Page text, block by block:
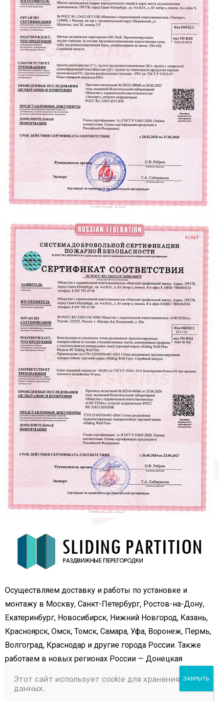
Осуществляем доставку и работы по установке и
монтажу в Москву, Санкт-Петербург, Ростов-на-Дону,
Екатеринбург, Новосибирск, Нижний Новгород, Казань,
Красноярск, Омск, Томск, Самара, Уфа, Воронеж, Пермь,
Волгоград, Краснодар и другие города России. Также
работаем в новых регионах России — Донецкая
Запорожская и Херсонская области.
Этот сайт использует cookie для хранения
данных.